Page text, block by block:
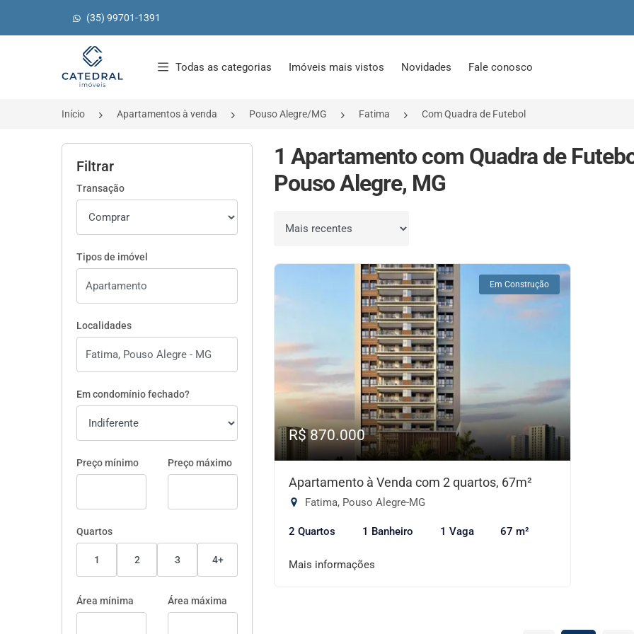
(35) 99701-1391
Página inicial
Todas as categorias Imóveis mais vistos Novidades Fale conosco
Início Apartamentos à venda Pouso Alegre/MG Fatima Com Quadra de Futebol
Filtrar
Transação
Tipos de imóvel
Localidades
Em condomínio fechado?
Preço mínimo Preço máximo
Quartos
1 2 3 4+
Área mínima Área máxima
1 Apartamento com Quadra de
Pouso Alegre, MG
Ordenar por
Em Construção
R$ 870.000
Apartamento à Venda com 2 quartos, 67m²
Fatima, Pouso Alegre-MG
2 Quartos 1 Banheiro 1 Vaga 67 m²
Mais informações